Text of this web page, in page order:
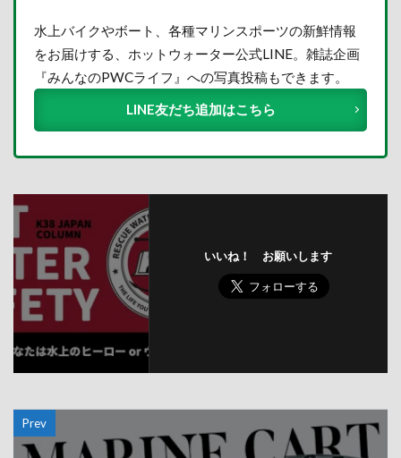
水上バイクやボート、各種マリンスポーツの新鮮情報
をお届けする、ホットウォーター公式LINE。雑誌企画
『みんなのPWCライフ』への写真投稿もできます。
LINE友だち追加はこちら
いいね！ お願いします
Prev